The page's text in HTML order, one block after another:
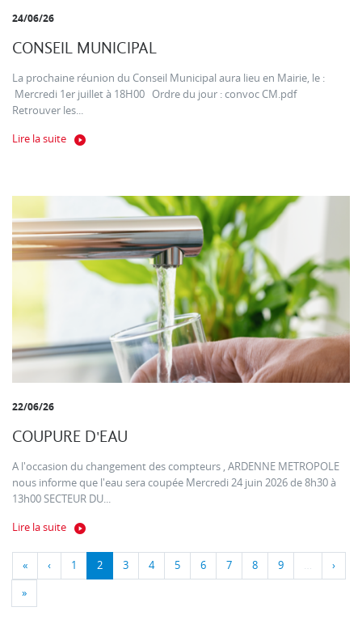
24/06/26
CONSEIL MUNICIPAL
La prochaine réunion du Conseil Municipal aura lieu en Mairie, le :
Mercredi 1er juillet à 18H00 Ordre du jour : convoc CM.pdf
Retrouver les...
Lire la suite
22/06/26
COUPURE D'EAU
A l'occasion du changement des compteurs , ARDENNE METROPOLE
nous informe que l'eau sera coupée Mercredi 24 juin 2026 de 8h30 à
13h00 SECTEUR DU...
Lire la suite
« ‹ 1 2 3 4 5 6 7 8 9 … ›
»